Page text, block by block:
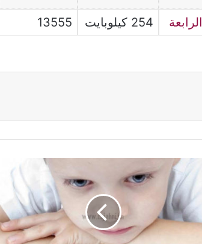
254 كيلوبايت 13555
رصيدي
اللغوي
بالبطاقات